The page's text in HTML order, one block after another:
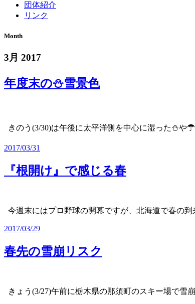
団体紹介
リンク
Month
3月 2017
年度末の⛄雪景色
きのう(3/30)は午後に太平洋側を中心に湿った⛄
2017/03/31
『根開け』で感じる春
今週末にはプロ野球の開幕ですが、北海道で春の
2017/03/29
春先の雪崩リスク
きょう(3/27)午前に栃木県の那須町のスキー場で雪